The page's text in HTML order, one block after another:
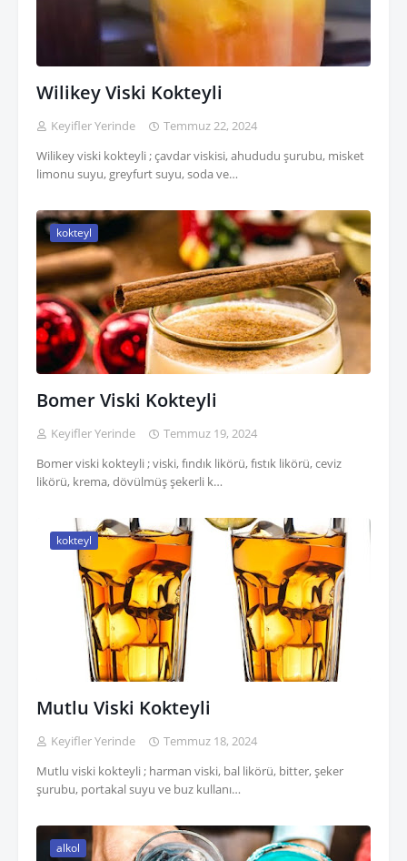
Wilikey Viski Kokteyli
Keyifler Yerinde
Temmuz 22, 2024
Wilikey viski kokteyli ; çavdar viskisi, ahududu şurubu, misket
limonu suyu, greyfurt suyu, soda ve…
kokteyl
Bomer Viski Kokteyli
Keyifler Yerinde
Temmuz 19, 2024
Bomer viski kokteyli ; viski, fındık likörü, fıstık likörü, ceviz
likörü, krema, dövülmüş şekerli k…
kokteyl
Mutlu Viski Kokteyli
Keyifler Yerinde
Temmuz 18, 2024
Mutlu viski kokteyli ; harman viski, bal likörü, bitter, şeker
şurubu, portakal suyu ve buz kullanı…
alkol